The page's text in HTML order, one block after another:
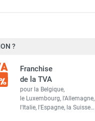
105 m³/h
135 m³/h
10 E - TROTEC
?
Franchise
de la TVA
pour la Belgique,
le Luxembourg, l'Allemagne,
l'Italie, l'Espagne, la Suisse…